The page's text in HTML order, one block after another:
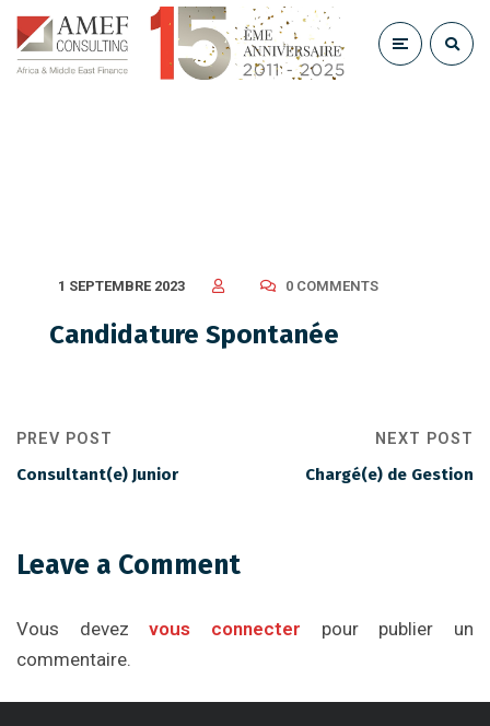
1 SEPTEMBRE 2023 0 COMMENTS
Candidature Spontanée
PREV POST
Consultant(e) Junior
NEXT POST
Chargé(e) de Gestion
Leave a Comment
Vous devezvous connecter pour publier un
commentaire.